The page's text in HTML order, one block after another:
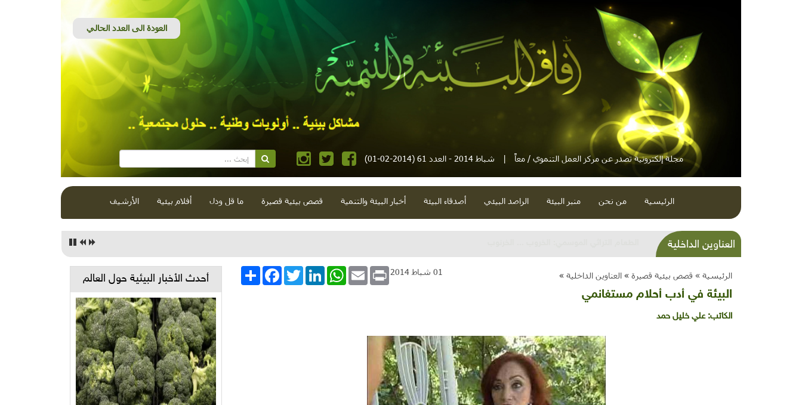
مجلة إلكترونية تصدر عن مركز العمل التنموي / معاً | شباط 2014 - العدد 61 (2014-02-01)
الرئيسية من نحن منبر البيئة الراصد البيئي أصدقاء البيئة أخبار البيئة والتنمية قصص بيئية قصيرة ما قل ودل أفلام بيئية الأرشيف
العناوين الداخلية
الرئيسية » قصص بيئية قصيرة » العناوين الداخلية » انشر
FacebookTwitterLinkedInWhatsApp Email Print 01 شباط 2014
البيئة في أدب أحلام مستغانمي
الكاتب:علي خليل حمد
أحدث الأخبار البيئية حول العالم